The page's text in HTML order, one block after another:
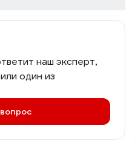
наш эксперт,
один из